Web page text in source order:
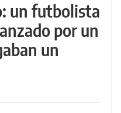
un futbolista
por un
un